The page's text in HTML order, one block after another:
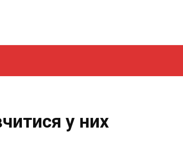
у них